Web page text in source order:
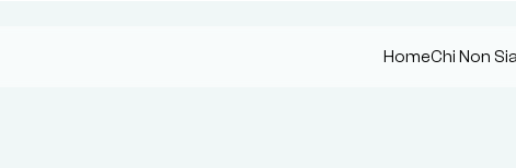
HomeChi Non